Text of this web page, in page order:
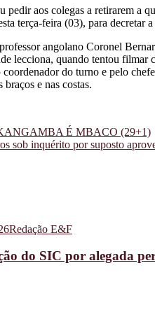
pedir aos colegas a retirarem a
terça-feira (03), para decretar
angolano Coronel
lecciona, quando tentou filmar
do turno e pelo
e nas costas.
É MBACO (29+1)
sob inquérito por suposto
Redação E&F
do SIC por alegada